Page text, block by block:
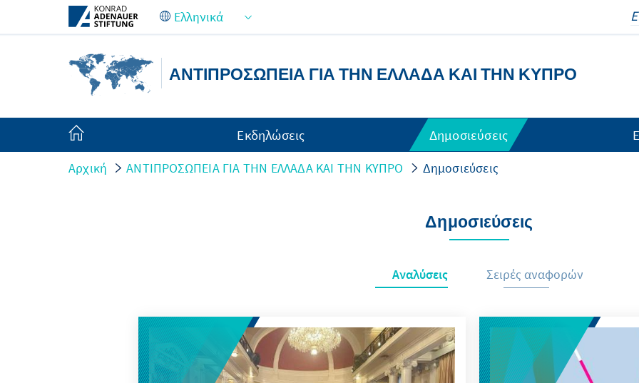
Skip to Main Content
ΑΝΤΙΠΡΟΣΩΠΕΙΑ ΓΙΑ ΤΗΝ ΕΛΛΑΔΑ ΚΑΙ ΤΗΝ ΚΥΠΡΟ
Εκδηλώσεις Δημοσιεύσεις
Αρχική ΑΝΤΙΠΡΟΣΩΠΕΙΑ ΓΙΑ ΤΗΝ ΕΛΛΑΔΑ ΚΑΙ ΤΗΝ ΚΥΠΡΟ Δημοσιεύσεις
Δημοσιεύσεις
Αναλύσεις Σειρές αναφορών